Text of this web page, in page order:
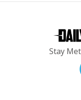
Stay